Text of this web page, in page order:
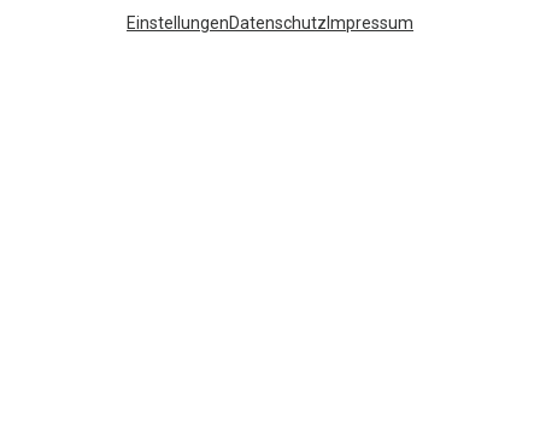
EinstellungenDatenschutz Impressum